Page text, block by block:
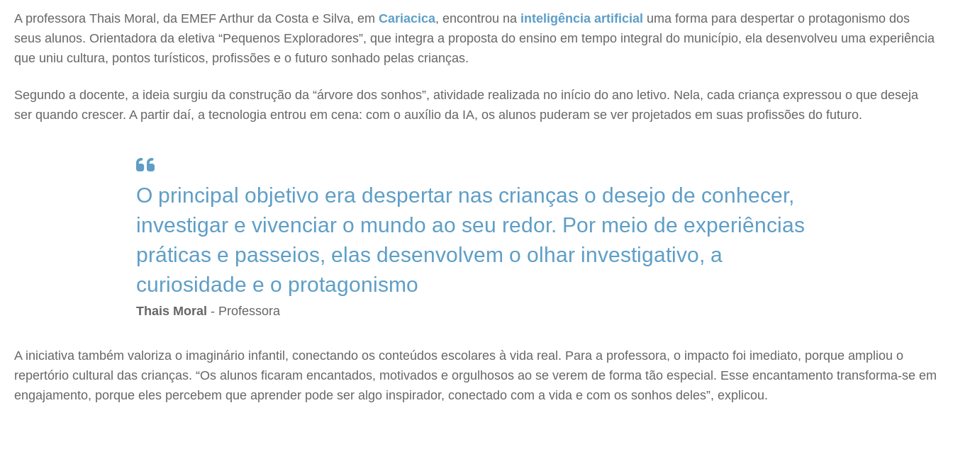
A professora Thais Moral, da EMEF Arthur da Costa e Silva, em Cariacica, encontrou na inteligência artificial uma forma para despertar o protagonismo dos
seus alunos. Orientadora da eletiva “Pequenos Exploradores”, que integra a proposta do ensino em tempo integral do município, ela desenvolveu uma experiência
que uniu cultura, pontos turísticos, profissões e o futuro sonhado pelas crianças.
Segundo a docente, a ideia surgiu da construção da “árvore dos sonhos”, atividade realizada no início do ano letivo. Nela, cada criança expressou o que deseja
ser quando crescer. A partir daí, a tecnologia entrou em cena: com o auxílio da IA, os alunos puderam se ver projetados em suas profissões do futuro.
O principal objetivo era despertar nas crianças o desejo de conhecer,
investigar e vivenciar o mundo ao seu redor. Por meio de experiências
práticas e passeios, elas desenvolvem o olhar investigativo, a
curiosidade e o protagonismo
Thais Moral - Professora
A iniciativa também valoriza o imaginário infantil, conectando os conteúdos escolares à vida real. Para a professora, o impacto foi imediato, porque ampliou o
repertório cultural das crianças. “Os alunos ficaram encantados, motivados e orgulhosos ao se verem de forma tão especial. Esse encantamento transforma-se em
engajamento, porque eles percebem que aprender pode ser algo inspirador, conectado com a vida e com os sonhos deles”, explicou.